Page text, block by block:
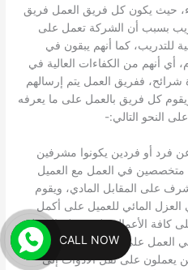
حيث يكون كل فريق العمل فريق
بسبب أن الشركة تعمل على
كما أنهم يبقون في
ما لا يقل عن 10 أعوام، أي أنهم من الكفاءات العالية في
ففريق العمل يتم إرسالهم
كل فريق بالعمل على ما يعرفه
النحو التالي:-
فرد أو فردين يكونوا مشرفين
متخصصين في العمل مع العميل
على المقابل المادي، ويقوم
العزل المائي للعميل على أكمل
كافة الأعمال على سطح العميل.
العمل على وضع طبقات العزل
يعملون على نقل الأدوات إلى
CALL NOW